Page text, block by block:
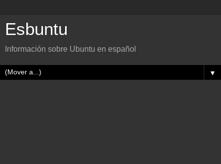
Esbuntu
Información sobre Ubuntu en español
▼